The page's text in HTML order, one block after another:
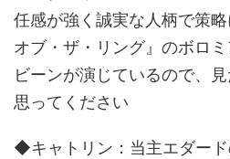
任感が強く誠実な人柄で策
オブ・ザ・リング』のボロ
ビーンが演じているので、
思ってください
◆キャトリン：当主エダー